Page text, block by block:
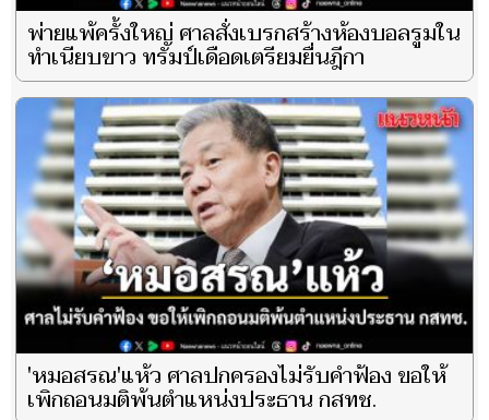
พ่ายแพ้ครั้งใหญ่ ศาลสั่งเบรกสร้างห้องบอลรูมใน
ทำเนียบขาว ทรัมป์เดือดเตรียมยื่นฎีกา
'หมอสรณ'แห้ว ศาลปกครองไม่รับคำฟ้อง ขอให้
เพิกถอนมติพ้นตำแหน่งประธาน กสทช.